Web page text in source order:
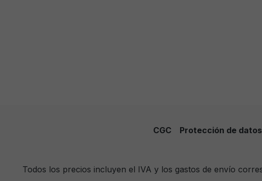
CGC Protección de datos
Todos los precios incluyen el IVA y los gastos de envío